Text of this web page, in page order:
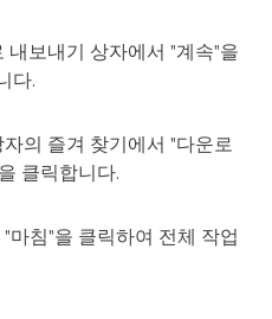
내보내기 상자에서 "계속"을
다.
의 즐겨 찾기에서 "다운로
클릭합니다.
마침"을 클릭하여 전체 작업